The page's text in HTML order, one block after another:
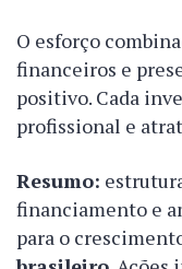
O esforço
financeiros e
positivo. Cada
profissional e
Resumo:
financiamento e
para o